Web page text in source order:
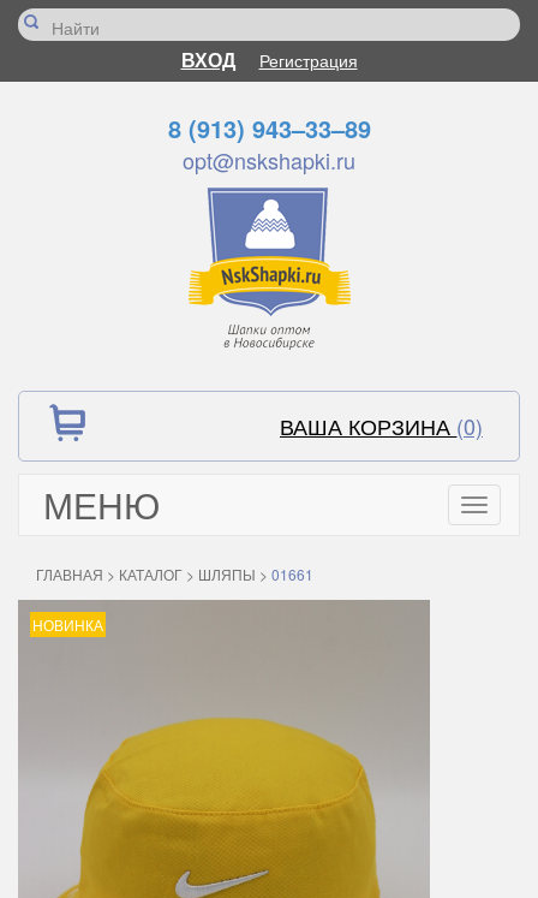
ВХОД Регистрация
8 (913) 943–33–89
opt@nskshapki.ru
ВАША КОРЗИНА (0)
МЕНЮ
Toggle
ГЛАВНАЯ > КАТАЛОГ > ШЛЯПЫ > 01661
НОВИНКА